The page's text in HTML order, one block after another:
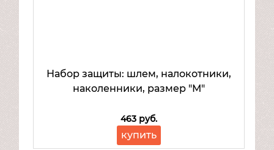
Набор защиты: шлем, налокотники,
наколенники, размер "М"
463 руб.
купить